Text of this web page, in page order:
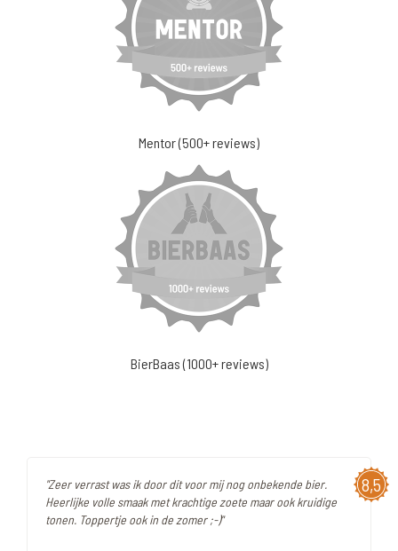
Mentor (500+ reviews)
BierBaas (1000+ reviews)
8,5
"Zeer verrast was ik door dit voor mij nog onbekende bier.
Heerlijke volle smaak met krachtige zoete maar ook kruidige
tonen. Toppertje ook in de zomer ;-)"